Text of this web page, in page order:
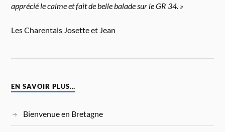
apprécié le calme et fait de belle balade sur le GR 34. »
Les Charentais Josette et Jean
EN SAVOIR PLUS…
Bienvenue en Bretagne